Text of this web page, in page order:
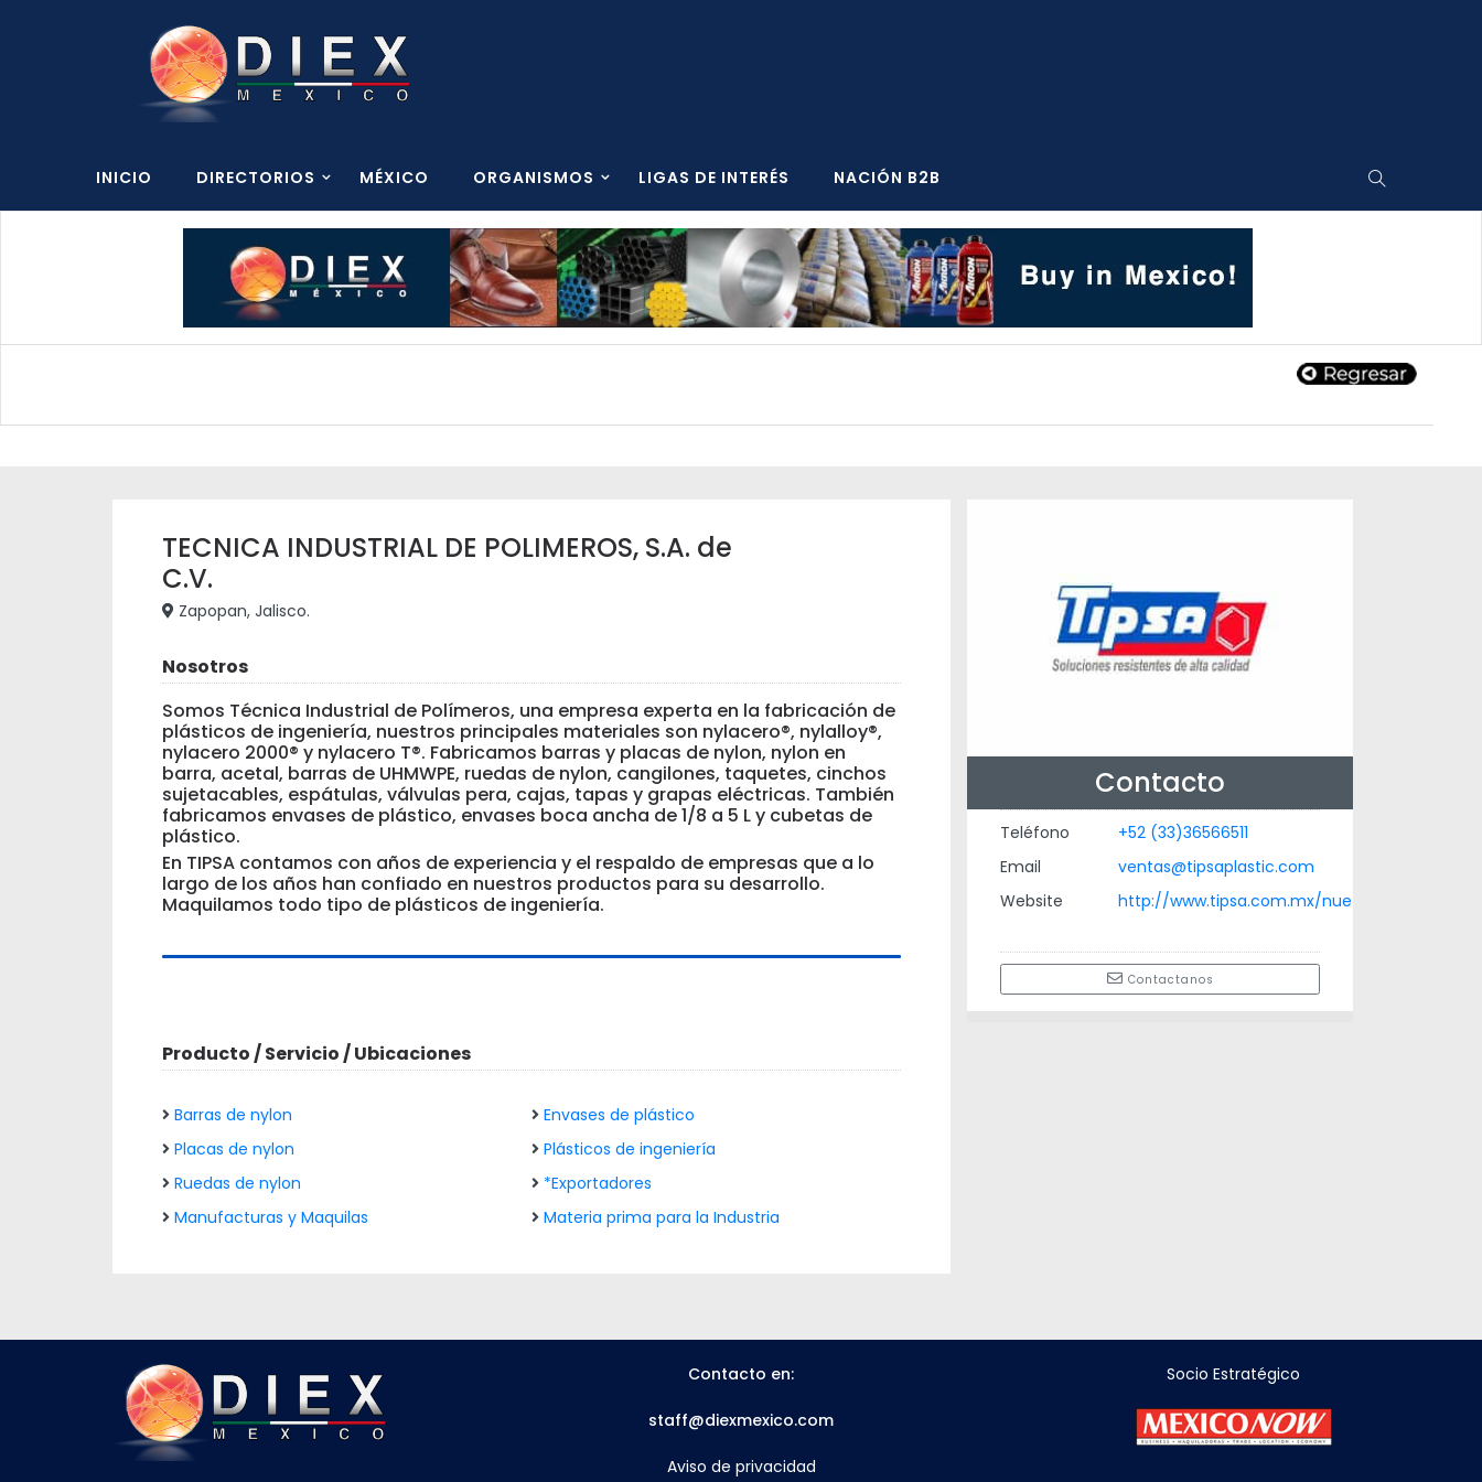
INICIO DIRECTORIOS MÉXICO ORGANISMOS LIGAS DE INTERÉS NACIÓN B2B
TECNICA INDUSTRIAL DE POLIMEROS, S.A. de
C.V.
Zapopan, Jalisco.
Nosotros
Somos Técnica Industrial de Polímeros, una empresa experta en la fabricación de
plásticos de ingeniería, nuestros principales materiales son nylacero®, nylalloy®,
nylacero 2000® y nylacero T®. Fabricamos barras y placas de nylon, nylon en
barra, acetal, barras de UHMWPE, ruedas de nylon, cangilones, taquetes, cinchos
sujetacables, espátulas, válvulas pera, cajas, tapas y grapas eléctricas. También
fabricamos envases de plástico, envases boca ancha de 1/8 a 5 L y cubetas de
plástico.
En TIPSA contamos con años de experiencia y el respaldo de empresas que a lo
largo de los años han confiado en nuestros productos para su desarrollo.
Maquilamos todo tipo de plásticos de ingeniería.
Producto / Servicio / Ubicaciones
Barras de nylon
Envases de plástico
Placas de nylon
Plásticos de ingeniería
Ruedas de nylon
*Exportadores
Manufacturas y Maquilas
Materia prima para la Industria
Contacto
Teléfono
+52 (33)36566511
Email
ventas@tipsaplastic.com
Website
http://www.tipsa.com.mx/nue
Contactanos
Contacto en:
staff@diexmexico.com
Aviso de privacidad
Socio Estratégico